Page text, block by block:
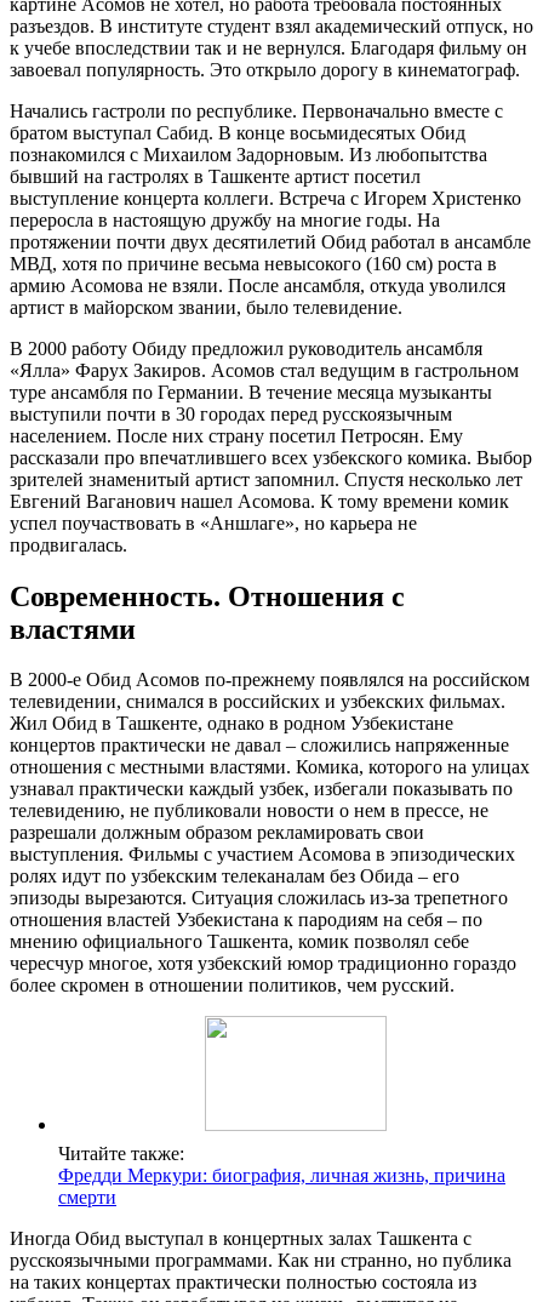
разъездов. В институте студент взял академический отпуск, но
к учебе впоследствии так и не вернулся. Благодаря фильму он
завоевал популярность. Это открыло дорогу в кинематограф.
Начались гастроли по республике. Первоначально вместе с
братом выступал Сабид. В конце восьмидесятых Обид
познакомился с Михаилом Задорновым. Из любопытства
бывший на гастролях в Ташкенте артист посетил
выступление концерта коллеги. Встреча с Игорем Христенко
переросла в настоящую дружбу на многие годы. На
протяжении почти двух десятилетий Обид работал в ансамбле
МВД, хотя по причине весьма невысокого (160 см) роста в
армию Асомова не взяли. После ансамбля, откуда уволился
артист в майорском звании, было телевидение.
В 2000 работу Обиду предложил руководитель ансамбля
«Ялла» Фарух Закиров. Асомов стал ведущим в гастрольном
туре ансамбля по Германии. В течение месяца музыканты
выступили почти в 30 городах перед русскоязычным
населением. После них страну посетил Петросян. Ему
рассказали про впечатлившего всех узбекского комика. Выбор
зрителей знаменитый артист запомнил. Спустя несколько лет
Евгений Ваганович нашел Асомова. К тому времени комик
успел поучаствовать в «Аншлаге», но карьера не
продвигалась.
Современность. Отношения с
властями
В 2000-е Обид Асомов по-прежнему появлялся на российском
телевидении, снимался в российских и узбекских фильмах.
Жил Обид в Ташкенте, однако в родном Узбекистане
концертов практически не давал – сложились напряженные
отношения с местными властями. Комика, которого на улицах
узнавал практически каждый узбек, избегали показывать по
телевидению, не публиковали новости о нем в прессе, не
разрешали должным образом рекламировать свои
выступления. Фильмы с участием Асомова в эпизодических
ролях идут по узбекским телеканалам без Обида – его
эпизоды вырезаются. Ситуация сложилась из-за трепетного
отношения властей Узбекистана к пародиям на себя – по
мнению официального Ташкента, комик позволял себе
чересчур многое, хотя узбекский юмор традиционно гораздо
более скромен в отношении политиков, чем русский.
Читайте также:
Фредди Меркури: биография, личная жизнь, причина
смерти
Иногда Обид выступал в концертных залах Ташкента с
русскоязычными программами. Как ни странно, но публика
на таких концертах практически полностью состояла из